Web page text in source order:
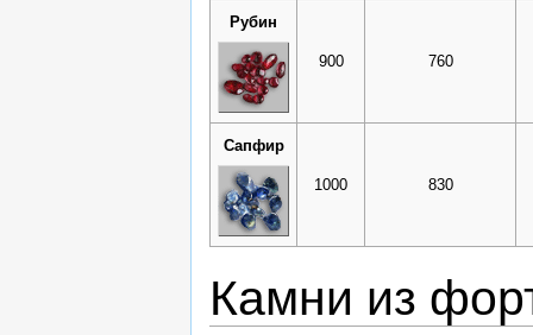
Рубин
900 760
Сапфир
1000 830
Камни из